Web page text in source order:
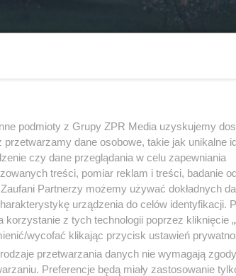
podmioty z Grupy ZPR Media uzyskujemy
dane osobowe, takie jak unikalne
czy dane przeglądania w celu zapewniania
treści, pomiar reklam i treści, badanie
Partnerzy możemy używać dokładnych
urządzenia do celów identyfikacji.
z tych technologii poprzez kliknięcie
wycofać klikając przycisk ustawień
przetwarzania danych nie wymagają
Preferencje będą miały zastosowanie